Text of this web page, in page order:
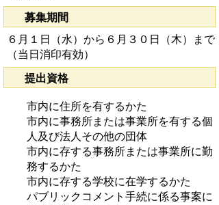
募集期間
６月１日（水）から６月３０日（木）まで
（当日消印有効）
提出資格
市内に住所を有するかた
市内に事務所または事業所を有する個
人及び法人その他の団体
市内に存する事務所または事業所に勤
務するかた
市内に存する学校に在学するかた
パブリックコメント手続に係る事案に